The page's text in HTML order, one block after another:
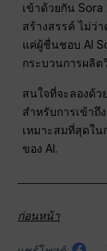
เข้าด้วยกัน
สร้างสรรค์ ไม่ว่
แค่ผู้ชื่นชอบ AI
กระบวนการผลิ
สนใจที่จะลองด้
สำหรับการเข้าถึ
เหมาะสมที่สุดใน
ของ AI.
ก่อนหน้า